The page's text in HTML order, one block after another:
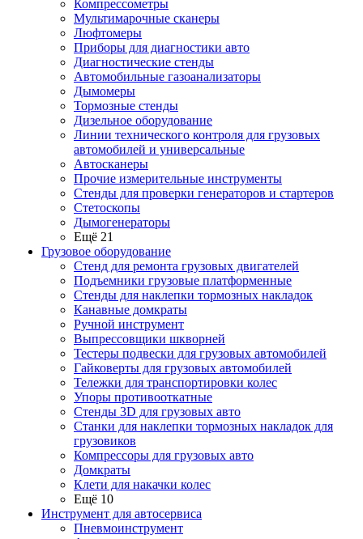
Компрессометры
Мультимарочные сканеры
Люфтомеры
Приборы для диагностики авто
Диагностические стенды
Автомобильные газоанализаторы
Дымомеры
Тормозные стенды
Дизельное оборудование
Линии технического контроля для грузовых
автомобилей и универсальные
Автосканеры
Прочие измерительные инструменты
Стенды для проверки генераторов и стартеров
Стетоскопы
Дымогенераторы
Ещё 21
Грузовое оборудование
Стенд для ремонта грузовых двигателей
Подъемники грузовые платформенные
Стенды для наклепки тормозных накладок
Канавные домкраты
Ручной инструмент
Выпрессовщики шкворней
Тестеры подвески для грузовых автомобилей
Гайковерты для грузовых автомобилей
Тележки для транспортировки колес
Упоры противооткатные
Стенды 3D для грузовых авто
Станки для наклепки тормозных накладок для
грузовиков
Компрессоры для грузовых авто
Домкраты
Клети для накачки колес
Ещё 10
Инструмент для автосервиса
Пневмоинструмент